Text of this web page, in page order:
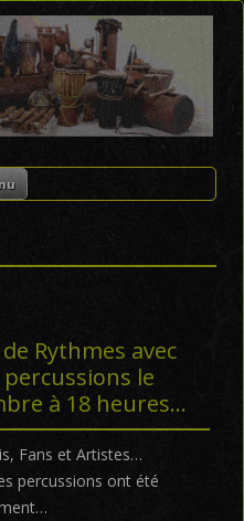
Skip to content
Rythmes avec
le
à 18 heures…
Fans et Artistes…
percussions ont été